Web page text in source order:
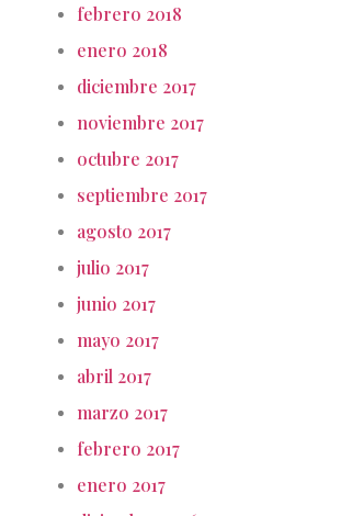
febrero 2018
enero 2018
diciembre 2017
noviembre 2017
octubre 2017
septiembre 2017
agosto 2017
julio 2017
junio 2017
mayo 2017
abril 2017
marzo 2017
febrero 2017
enero 2017